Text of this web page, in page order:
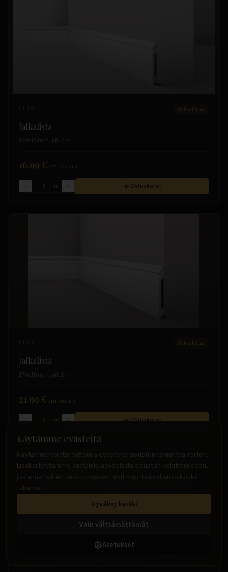
FL14 Jalkalistat
Jalkalista
140x15 mm, pit. 2 m
16.99 € /m
m Ostoskoriin
FL17 Jalkalistat
Jalkalista
170x18 mm, pit. 2 m
21.99 € /m
m Ostoskoriin
Käytämme evästeitä
Käytämme välttämättömiä evästeitä sivuston toimintaa varten.
Lisäksi käytämme analytiikkaevästeitä sivuston kehittämiseen,
jos annat siihen suostumuksen. Voit muuttaa valintoja koska
tahansa.
Hyväksy kaikki
Vain välttämättömät
Asetukset